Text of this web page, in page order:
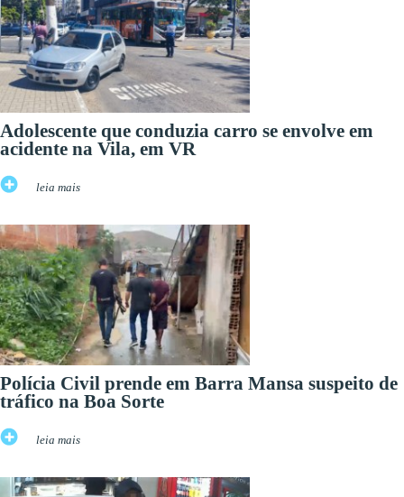
Adolescente que conduzia carro se envolve em
acidente na Vila, em VR
leia mais
Polícia Civil prende em Barra Mansa suspeito de
tráfico na Boa Sorte
leia mais